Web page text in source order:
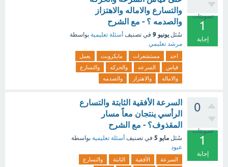
تصويتات
1
إجابة
والتسارع والاماله والاهتزاز
والصدمه ؟ - مع الشرح
سُئل يونيو 9 في تصنيف أسئلة تعليمية بواسطة
مرشد تعليمي
احد مستشعرات مايكروبت
يعمل
قياس
السرعه والحركه
والتسارع
والاماله
والاهتزاز والصدمه
0
تصويتات
1
إجابة
السرعة الأفقية الثابتة والتسارع
الرأسي ينتجان معاً مسار
المقذوف؟ - مع الشرح
سُئل مايو 5 في تصنيف أسئلة تعليمية بواسطة
عبود
السرعة الأفقية الثابتة
والتسارع